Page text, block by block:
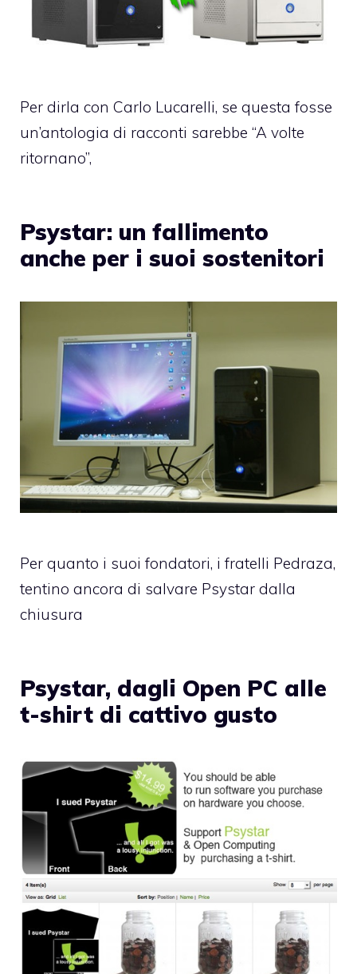
Per dirla con Carlo Lucarelli, se questa fosse
un’antologia di racconti sarebbe “A volte
ritornano”,
Psystar: un fallimento
anche per i suoi sostenitori
Per quanto i suoi fondatori, i fratelli Pedraza,
tentino ancora di salvare Psystar dalla
chiusura
Psystar, dagli Open PC alle
t-shirt di cattivo gusto